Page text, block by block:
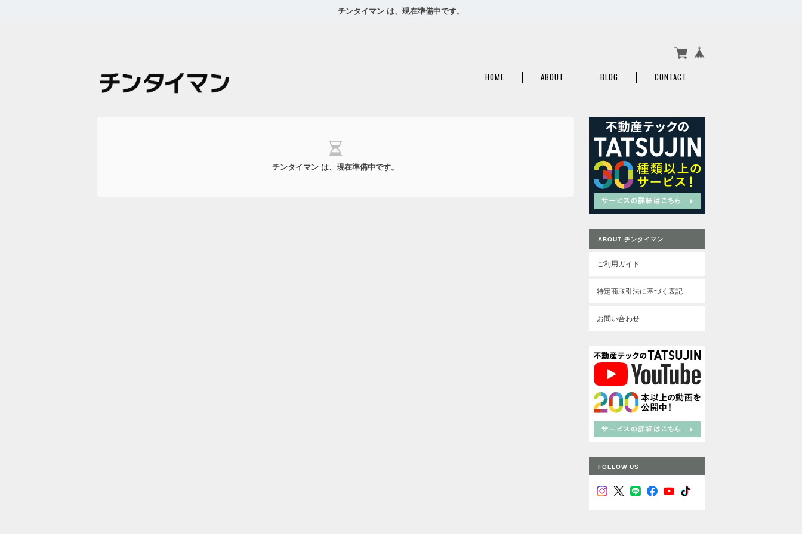
チンタイマン は、現在準備中です。
HOME ABOUT BLOG CONTACT
チンタイマン は、現在準備中です。
ABOUT チンタイマン
ご利用ガイド
特定商取引法に基づく表記
お問い合わせ
FOLLOW US